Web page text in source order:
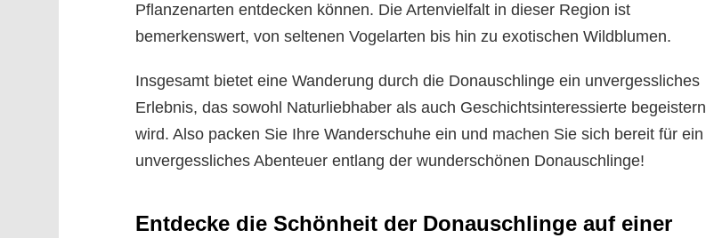
Pflanzenarten entdecken können. Die Artenvielfalt in dieser Region ist
bemerkenswert, von seltenen Vogelarten bis hin zu exotischen Wildblumen.
Insgesamt bietet eine Wanderung durch die Donauschlinge ein unvergessliches
Erlebnis, das sowohl Naturliebhaber als auch Geschichtsinteressierte begeistern
wird. Also packen Sie Ihre Wanderschuhe ein und machen Sie sich bereit für ein
unvergessliches Abenteuer entlang der wunderschönen Donauschlinge!
Entdecke die Schönheit der Donauschlinge auf einer